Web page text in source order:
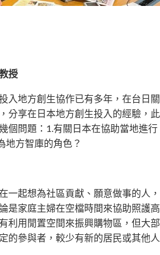
授
入地方創生協作已有多年，在台日關
分享在日本地方創生投入的經驗，此
個問題：1.有關日本在協助當地進行
地方智庫的角色？
一起想為社區貢獻、願意做事的人，
是家庭主婦在空檔時間來協助照護高
利用閒置空間來振興購物區，但大部
的參與者，較少有新的居民或其他人